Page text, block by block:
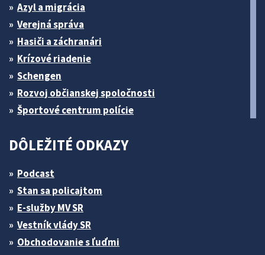
Azyl a migrácia
Verejná správa
Hasiči a záchranári
Krízové riadenie
Schengen
Rozvoj občianskej spoločnosti
Športové centrum polície
DÔLEŽITÉ ODKAZY
Podcast
Stan sa policajtom
E-služby MV SR
Vestník vlády SR
Obchodovanie s ľuďmi